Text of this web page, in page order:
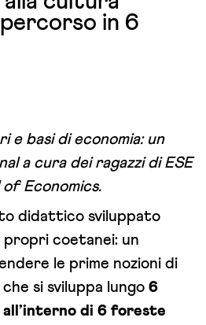
in 6
e basi di economia: un
a cura dei ragazzi di ESE
Economics.
didattico sviluppato
coetanei: un
le prime nozioni di
si sviluppa lungo 6
di 6 foreste